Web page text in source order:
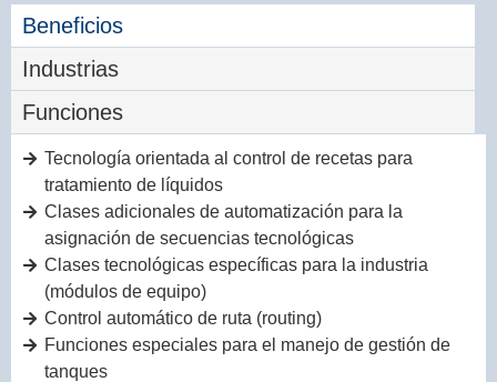
Beneficios
Tecnología orientada al control de recetas para
tratamiento de líquidos
Clases adicionales de automatización para la
asignación de secuencias tecnológicas
Clases tecnológicas específicas para la industria
(módulos de equipo)
Control automático de ruta (routing)
Funciones especiales para el manejo de gestión de
tanques
Industrias
Funciones